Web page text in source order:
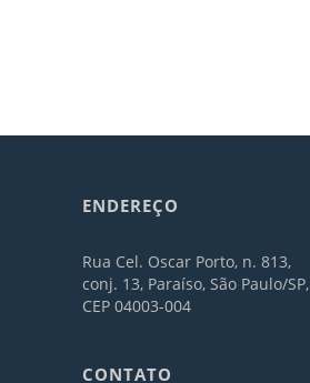
ENDEREÇO
Rua Cel. Oscar Porto, n. 813,
conj. 13, Paraíso, São Paulo/SP,
CEP 04003-004
CONTATO